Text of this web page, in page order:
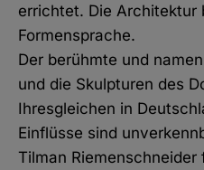
errichtet. Die Architektur
Formensprache.
Der berühmte und
und die Skulpturen des
Ihresgleichen in
Einflüsse sind
Tilman